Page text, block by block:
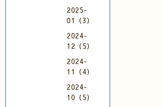
2025-
01（3）
2024-
12（5）
2024-
11（4）
2024-
10（5）